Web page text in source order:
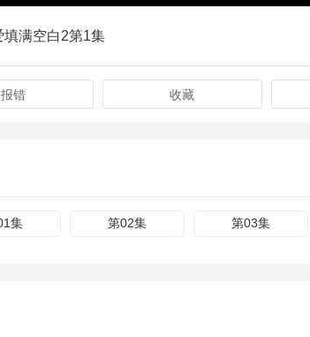
填满空白2第1集
报错 收藏
集 第02集 第03集